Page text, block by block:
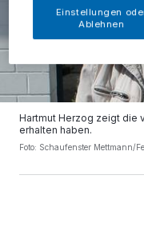
Hartmut Herzog zeigt die
erhalten haben.
Foto: Schaufenster Mettmann/
Einstellungen
Ablehnen